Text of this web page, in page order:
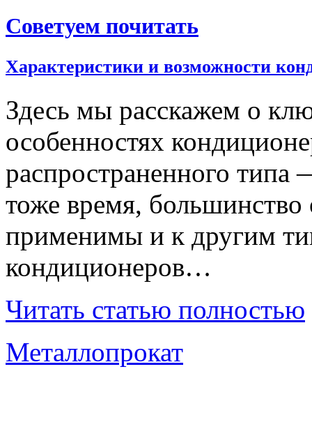
Советуем почитать
Характеристики и возможности
Здесь мы расскажем о
особенностях
распространенного
тоже время,
применимы и к другим
кондиционеров…
Читать статью полностью
Металлопрокат